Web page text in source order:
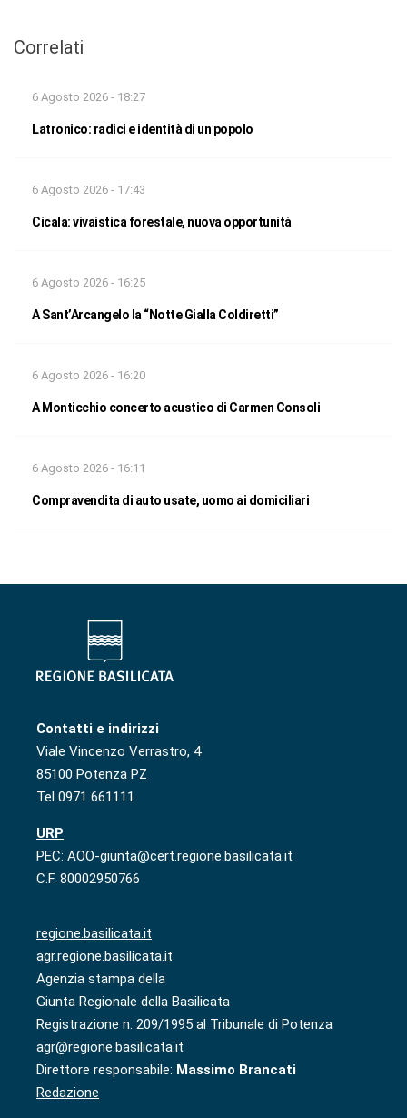
Correlati
6 Agosto 2026 - 18:27
Latronico: radici e identità di un popolo
6 Agosto 2026 - 17:43
Cicala: vivaistica forestale, nuova opportunità
6 Agosto 2026 - 16:25
A Sant’Arcangelo la “Notte Gialla Coldiretti”
6 Agosto 2026 - 16:20
A Monticchio concerto acustico di Carmen Consoli
6 Agosto 2026 - 16:11
Compravendita di auto usate, uomo ai domiciliari
Contatti e indirizzi
Viale Vincenzo Verrastro, 4
85100 Potenza PZ
Tel 0971 661111
URP
PEC: AOO-giunta@cert.regione.basilicata.it
C.F. 80002950766
regione.basilicata.it
agr.regione.basilicata.it
Agenzia stampa della
Giunta Regionale della Basilicata
Registrazione n. 209/1995 al Tribunale di Potenza
agr@regione.basilicata.it
Direttore responsabile: Massimo Brancati
Redazione